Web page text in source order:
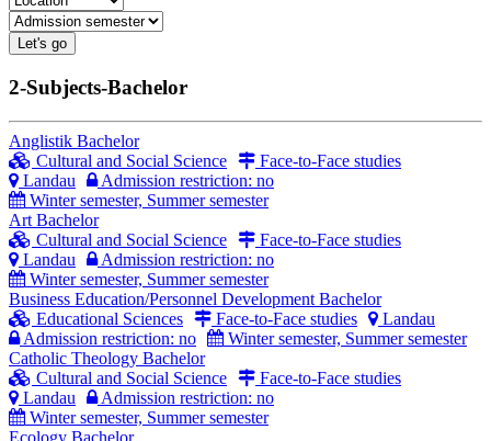
Let's go
2-Subjects-Bachelor
Anglistik Bachelor
Cultural and Social Science
Face-to-Face studies
Landau
Admission restriction: no
Winter semester, Summer semester
Art Bachelor
Cultural and Social Science
Face-to-Face studies
Landau
Admission restriction: no
Winter semester, Summer semester
Business Education/Personnel Development Bachelor
Educational Sciences
Face-to-Face studies
Landau
Admission restriction: no
Winter semester, Summer semester
Catholic Theology Bachelor
Cultural and Social Science
Face-to-Face studies
Landau
Admission restriction: no
Winter semester, Summer semester
Ecology Bachelor